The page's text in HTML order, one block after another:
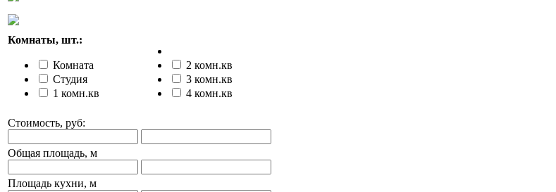
Комнаты, шт.:
Комната
Студия
1 комн.кв
2 комн.кв
3 комн.кв
4 комн.кв
Стоимость, руб:
Общая площадь, м
Площадь кухни, м